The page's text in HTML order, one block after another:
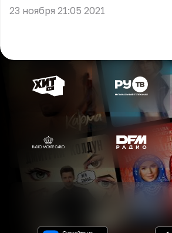
23 ноября 21:05 2021